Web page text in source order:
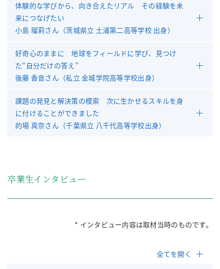
体験的な学びから、向き合えたリアル その経験を未
来につなげたい
小島 瑠莉さん（茨城県立 土浦第二高等学校 出身）
好奇心のままに 地球をフィールドに学び、見つけ
た“自分だけの答え”
後藤 香音さん（私立 金城学院高等学校出身）
課題の発見と解決策の模索 次に生かせるスキルを身
に付けることができました
的場 真奈さん（千葉県立 八千代高等学校出身）
卒業生インタビュー
* インタビュー内容は取材当時のものです。
全てを開く